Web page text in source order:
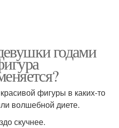
годами
фигуры в каких-то
волшебной диете.
скучнее.